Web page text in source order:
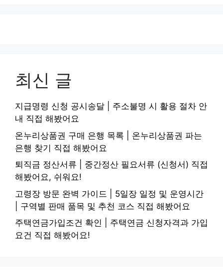
최신 글
지급명령 신청 공시송달 | 주소불명 시 활용 절차 안
내 직접 해봤어요
온누리상품권 구매 은행 목록 | 온누리상품권 파는
은행 찾기 직접 해봤어요
퇴직금 정산서류 | 중간정산 필요서류 (신청서) 직접
해봤어요, 쉬워요!
고령장 방문 완벽 가이드 | 5일장 일정 및 운영시간
| 구역별 판매 품목 및 추천 코스 직접 해봤어요
주택연금가입조건 확인 | 주택연금 신청자격과 가입
요건 직접 해봤어요!